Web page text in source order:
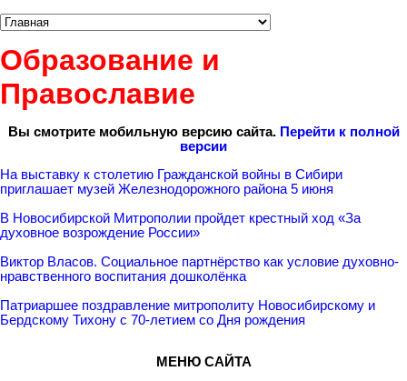
Образование и
Православие
Вы смотрите мобильную версию сайта. Перейти к полной
версии
На выставку к столетию Гражданской войны в Сибири
приглашает музей Железнодорожного района 5 июня
В Новосибирской Митрополии пройдет крестный ход «За
духовное возрождение России»
Виктор Власов. Социальное партнёрство как условие духовно-
нравственного воспитания дошколёнка
Патриаршее поздравление митрополиту Новосибирскому и
Бердскому Тихону с 70-летием со Дня рождения
МЕНЮ САЙТА